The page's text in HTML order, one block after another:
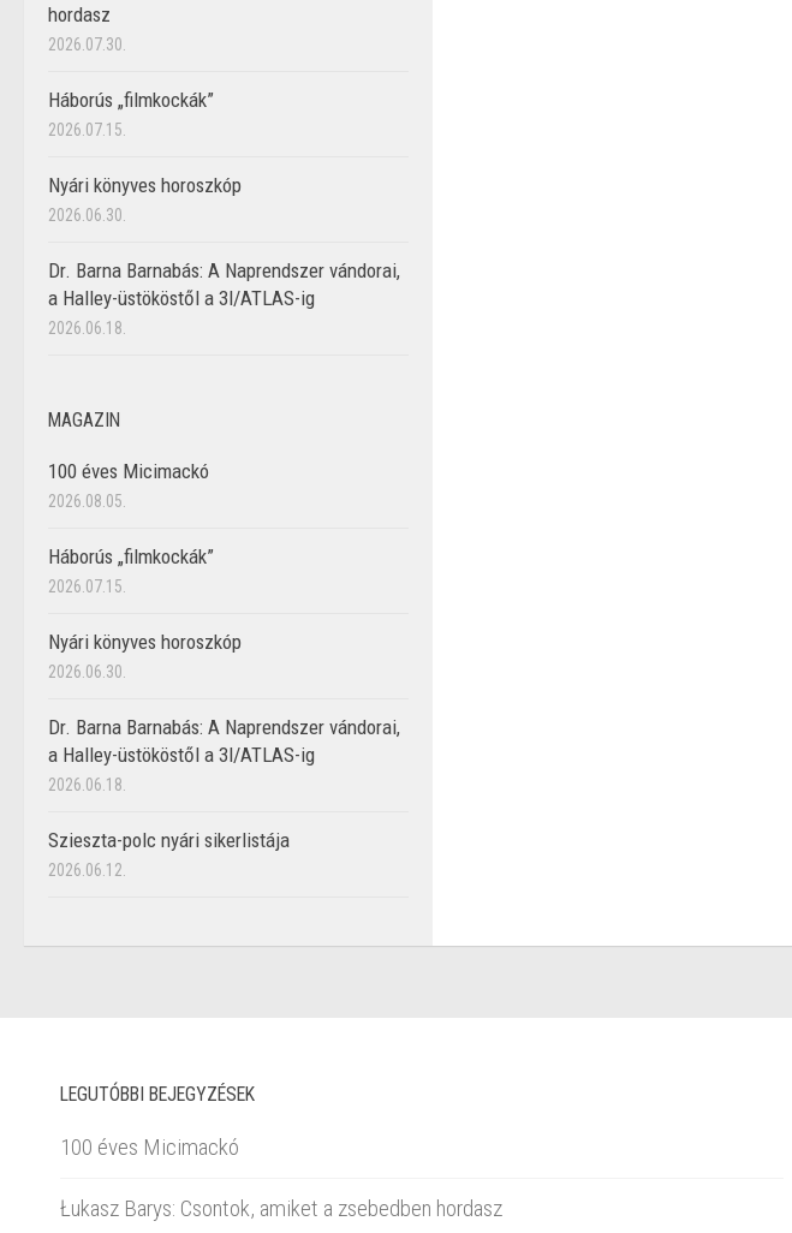
hordasz
2026.07.30.
Háborús „filmkockák”
2026.07.15.
Nyári könyves horoszkóp
2026.06.30.
Dr. Barna Barnabás: A Naprendszer vándorai,
a Halley-üstököstől a 3I/ATLAS-ig
2026.06.18.
MAGAZIN
100 éves Micimackó
2026.08.05.
Háborús „filmkockák”
2026.07.15.
Nyári könyves horoszkóp
2026.06.30.
Dr. Barna Barnabás: A Naprendszer vándorai,
a Halley-üstököstől a 3I/ATLAS-ig
2026.06.18.
Szieszta-polc nyári sikerlistája
2026.06.12.
LEGUTÓBBI BEJEGYZÉSEK
100 éves Micimackó
Łukasz Barys: Csontok, amiket a zsebedben hordasz